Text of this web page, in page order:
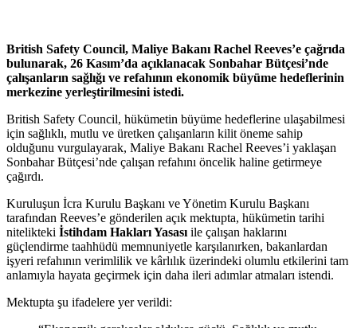
British Safety Council, Maliye Bakanı Rachel Reeves’e çağrıda
bulunarak, 26 Kasım’da açıklanacak Sonbahar Bütçesi’nde
çalışanların sağlığı ve refahının ekonomik büyüme hedeflerinin
merkezine yerleştirilmesini istedi.
British Safety Council, hükümetin büyüme hedeflerine ulaşabilmesi
için sağlıklı, mutlu ve üretken çalışanların kilit öneme sahip
olduğunu vurgulayarak, Maliye Bakanı Rachel Reeves’i yaklaşan
Sonbahar Bütçesi’nde çalışan refahını öncelik haline getirmeye
çağırdı.
Kuruluşun İcra Kurulu Başkanı ve Yönetim Kurulu Başkanı
tarafından Reeves’e gönderilen açık mektupta, hükümetin tarihi
nitelikteki İstihdam Hakları Yasası ile çalışan haklarını
güçlendirme taahhüdü memnuniyetle karşılanırken, bakanlardan
işyeri refahının verimlilik ve kârlılık üzerindeki olumlu etkilerini tam
anlamıyla hayata geçirmek için daha ileri adımlar atmaları istendi.
Mektupta şu ifadelere yer verildi: